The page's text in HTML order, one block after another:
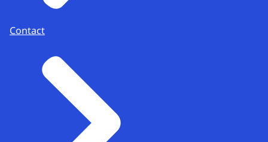
Contact